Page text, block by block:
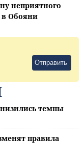
неприятного
в Обояни
Отправить
темпы
правила